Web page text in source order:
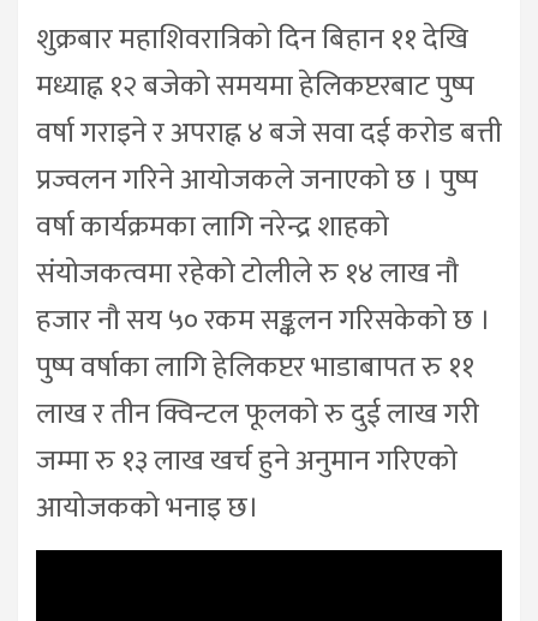
शुक्रबार महाशिवरात्रिको दिन बिहान ११ देखि
मध्याह्न १२ बजेको समयमा हेलिकप्टरबाट पुष्प
वर्षा गराइने र अपराह्न ४ बजे सवा दई करोड बत्ती
प्रज्वलन गरिने आयोजकले जनाएको छ । पुष्प
वर्षा कार्यक्रमका लागि नरेन्द्र शाहको
संयोजकत्वमा रहेको टोलीले रु १४ लाख नौ
हजार नौ सय ५० रकम सङ्कलन गरिसकेको छ ।
पुष्प वर्षाका लागि हेलिकप्टर भाडाबापत रु ११
लाख र तीन क्विन्टल फूलको रु दुई लाख गरी
जम्मा रु १३ लाख खर्च हुने अनुमान गरिएको
आयोजकको भनाइ छ।